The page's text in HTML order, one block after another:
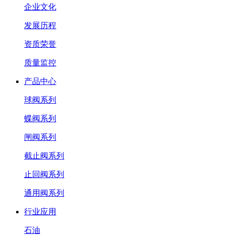
企业文化
发展历程
资质荣誉
质量监控
产品中心
球阀系列
蝶阀系列
闸阀系列
截止阀系列
止回阀系列
通用阀系列
行业应用
石油